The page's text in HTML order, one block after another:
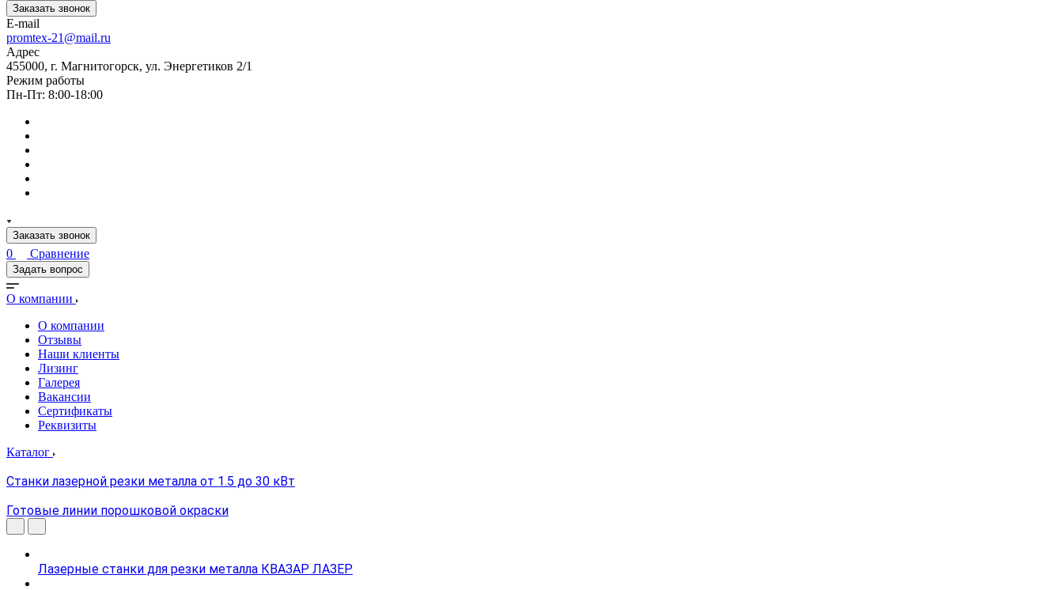
Заказать звонок
E-mail
promtex-21@mail.ru
Адрес
455000, г. Магнитогорск, ул. Энергетиков 2/1
Режим работы
Пн-Пт: 8:00-18:00
Заказать звонок
0 Сравнение
Задать вопрос
О компании
О компании
Отзывы
Наши клиенты
Лизинг
Галерея
Вакансии
Сертификаты
Реквизиты
Каталог
Станки лазерной резки металла от 1.5 до 30 кВт
Готовые линии порошковой окраски
Лазерные станки для резки металла КВАЗАР ЛАЗЕР